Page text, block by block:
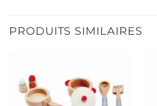
PRODUITS SIMILAIRES